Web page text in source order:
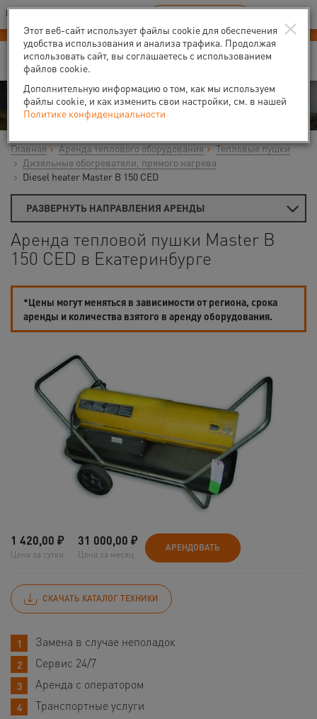
Ваш город:Екатеринбург
В Вашем регионе нет наших офисов RU EN
Аренда
Главная Аренда теплового оборудования
Тепловые пушки
Дизельные обогреватели, прямого нагрева
Diesel heater Master B 150 CED
РАЗВЕРНУТЬ НАПРАВЛЕНИЯ АРЕНДЫ
Аренда тепловой пушки Master B
150 CED в Екатеринбурге
*Цены могут меняться в зависимости от региона, срока
аренды и количества взятого в аренду оборудования.
1 420,00 ₽
Цена за сутки
31 000,00 ₽
Цена за месяц
АРЕНДОВАТЬ
СКАЧАТЬ КАТАЛОГ ТЕХНИКИ
Замена в случае неполадок
Сервис 24/7
Аренда с оператором
Транспортные услуги
×
Этот веб-сайт использует файлы cookie для обеспечения
удобства использования и анализа трафика. Продолжая
использовать сайт, вы соглашаетесь с использованием
файлов cookie.
Дополнительную информацию о том, как мы используем
файлы cookie, и как изменить свои настройки, см. в нашей
Политике конфиденциальности